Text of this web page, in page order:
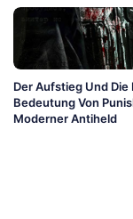
Der Aufstieg Und
Bedeutung Von
Moderner Antiheld